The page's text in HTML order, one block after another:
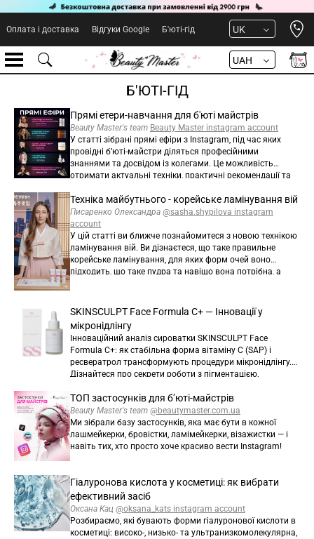
Оплата і доставка Відгуки Google Б'юті-гід UK
UAH
Б'ЮТІ-ГІД
Прямі етери-навчання для б'юті майстрів
Beauty Master's team Beauty Master instagram account
У статті зібрані прямі ефіри з Instagram, під час яких
провідні бʼюті-майстри діляться професійними
знаннями та досвідом із колегами. Це можливість
отримати актуальні техніки, практичні рекомендації та
Техніка майбутнього - корейське ламінування вій
Писаренко Олександра @sasha.shypilova instagram
account
У цій статті ви ближче познайомитеся з новою технікою
ламінування вій. Ви дізнаєтеся, що таке правильне
корейське ламінування, для яких форм очей воно
підходить, що таке пудра та навіщо вона потрібна, а
SKINSCULPT Face Formula C+ — Інновації у
мікронідлінгу
Інноваційний аналіз сироватки SKINSCULPT Face
Formula C+: як стабільна форма вітаміну C (SAP) і
ресвератрол трансформують процедури мікронідлінгу.
Дізнайтеся про секрети роботи з пігментацією,
також протоколи безпеки для досягнення вау-ефекту.
ТОП застосунків для б’юті-майстрів
Beauty Master's team @beautymaster.com.ua
Ми зібрали базу застосунків, яка має бути в кожної
лашмейкерки, бровістки, ламімейкерки, візажистки — і
навіть тих, хто просто хоче красиво вести Instagram!
Гіалуронова кислота у косметиці: як вибрати
ефективний засіб
Оксана Кац @oksana_kats instagram account
Розбираємо, які бувають форми гіалуронової кислоти в
косметиці: високо-, низько- та ультранизкомолекулярна,